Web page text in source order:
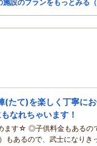
施設のプランをもっとみる（
(たて)を楽しく丁寧に
なれちゃいます！
ます☆ ◎子供料金もあるの
もあるので、武士になりき